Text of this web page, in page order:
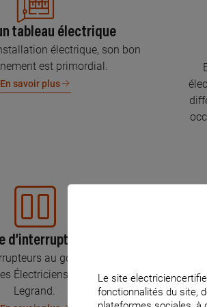
tableau électrique
électrique, son bon
est primordial.
En savoir plus
d’interrupteurs
au goût du jour, c’est
Électriciens Certifiés par
Legrand.
Le site
fonctionnalités du site,